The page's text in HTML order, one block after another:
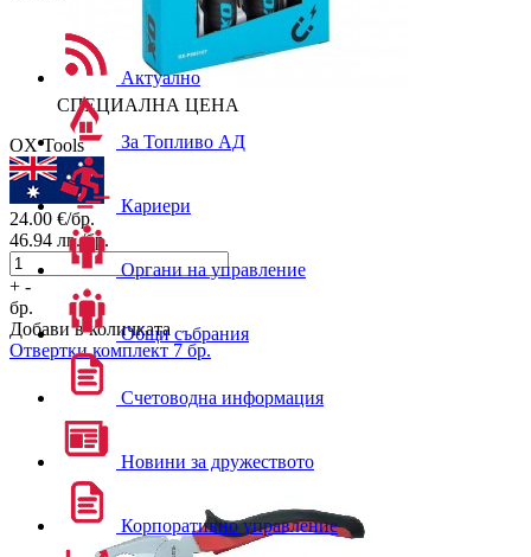
СПЕЦИАЛНА ЦЕНА
OX Tools
24.00 €/бр.
46.94 лв./бр.
+ -
бр.
Добави в количката
Отвертки комплект 7 бр.
Актуално
За Топливо АД
Кариери
Органи на управление
Общи събрания
Счетоводна информация
Новини за дружеството
Корпоративно управление